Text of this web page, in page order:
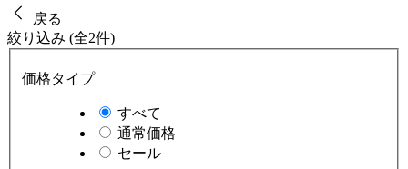
戻る
絞り込み (全2件)
価格タイプ
すべて
通常価格
セール